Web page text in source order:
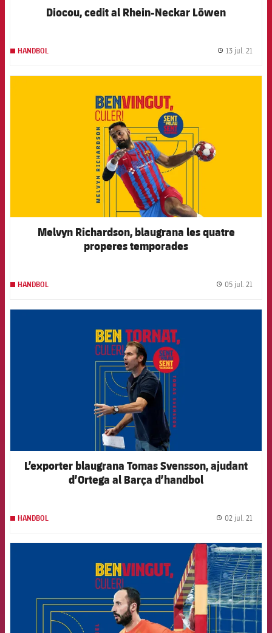
Diocou, cedit al Rhein-Neckar Löwen
HANDBOL 13 jul. 21
Melvyn Richardson, blaugrana les quatre
properes temporades
HANDBOL 05 jul. 21
L’exporter blaugrana Tomas Svensson, ajudant
d’Ortega al Barça d’handbol
HANDBOL 02 jul. 21
FCB Barcelona badge